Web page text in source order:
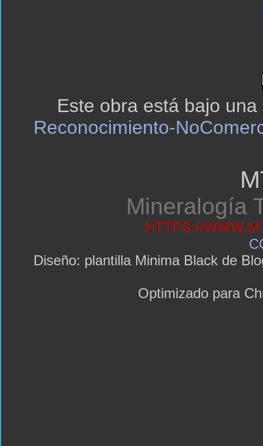
Este obra está bajo una
Reconocimiento-
Mineralogía
HTTPS://
Diseño: plantilla Minima Black de
Optimizado para